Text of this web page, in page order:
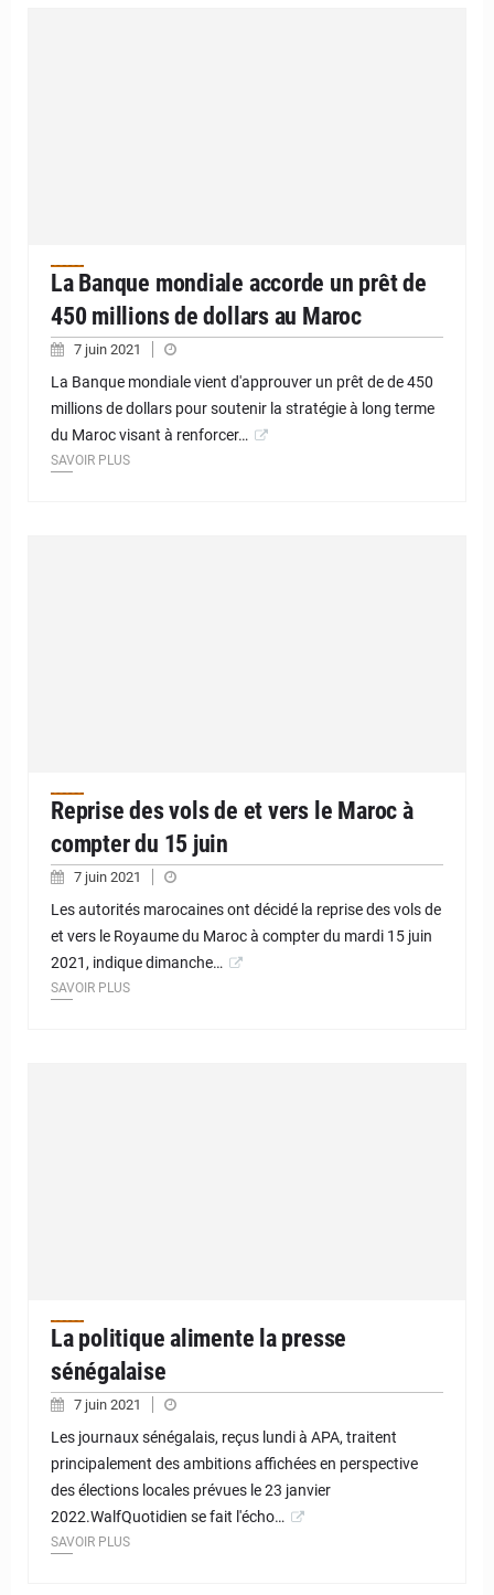
La Banque mondiale accorde un prêt de
450 millions de dollars au Maroc
7 juin 2021
La Banque mondiale vient d'approuver un prêt de de 450
millions de dollars pour soutenir la stratégie à long terme
du Maroc visant à renforcer…
SAVOIR PLUS
Reprise des vols de et vers le Maroc à
compter du 15 juin
7 juin 2021
Les autorités marocaines ont décidé la reprise des vols de
et vers le Royaume du Maroc à compter du mardi 15 juin
2021, indique dimanche…
SAVOIR PLUS
La politique alimente la presse
sénégalaise
7 juin 2021
Les journaux sénégalais, reçus lundi à APA, traitent
principalement des ambitions affichées en perspective
des élections locales prévues le 23 janvier
2022.WalfQuotidien se fait l'écho…
SAVOIR PLUS